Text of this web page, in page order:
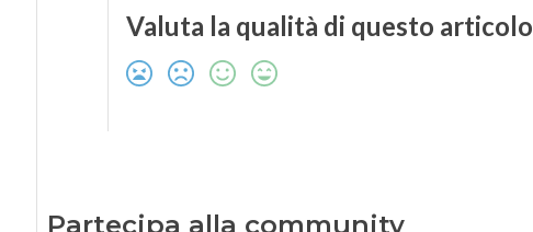
Valuta la qualità di questo articolo
Partecipa alla community